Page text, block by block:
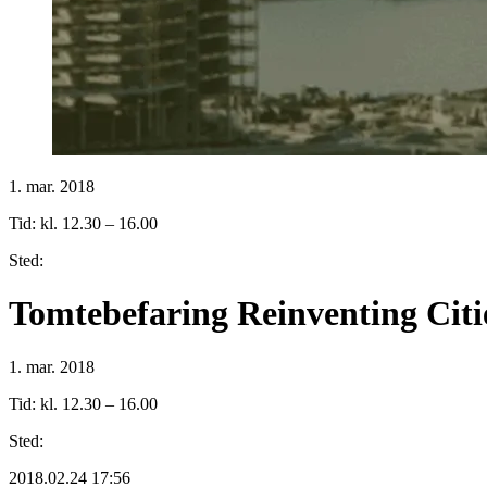
1. mar. 2018
Tid: kl. 12.30 – 16.00
Sted:
Tomtebefaring Reinventing
1. mar. 2018
Tid: kl. 12.30 – 16.00
Sted:
2018.02.24 17:56